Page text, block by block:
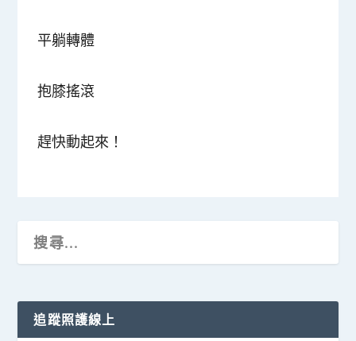
平躺轉體
抱膝搖滾
趕快動起來！
追蹤照護線上